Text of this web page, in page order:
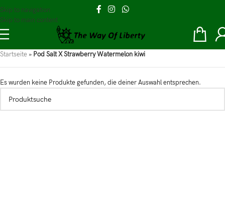
Skip to navigation
Skip to main content
Startseite » Pod Salt X Strawberry Watermelon kiwi
Es wurden keine Produkte gefunden, die deiner Auswahl entsprechen.